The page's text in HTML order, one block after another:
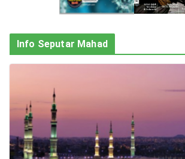
Info Seputar Mahad